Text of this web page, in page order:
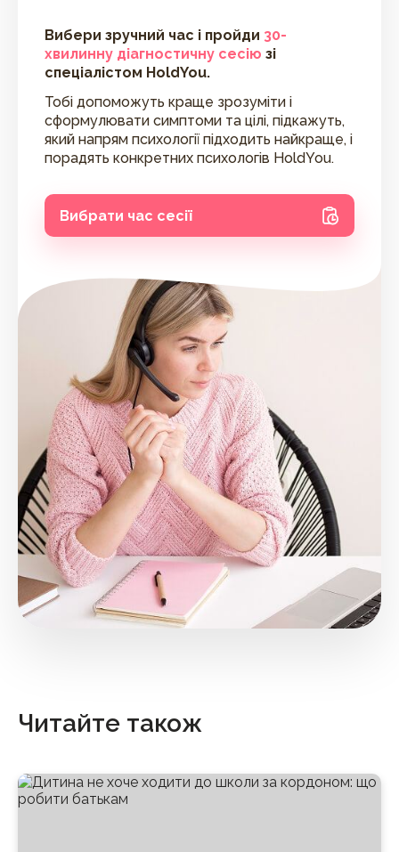
Вибери зручний час і пройди 30-
хвилинну діагностичну сесію зі
спеціалістом HoldYou.
Тобі допоможуть краще зрозуміти і
сформулювати симптоми та цілі, підкажуть,
який напрям психології підходить найкраще, і
порадять конкретних психологів HoldYou.
Вибрати час сесії
Читайте також